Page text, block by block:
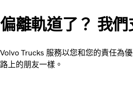
偏離軌道了？ 我們
Volvo Trucks 服務以您和您的責任為
路上的朋友一樣。